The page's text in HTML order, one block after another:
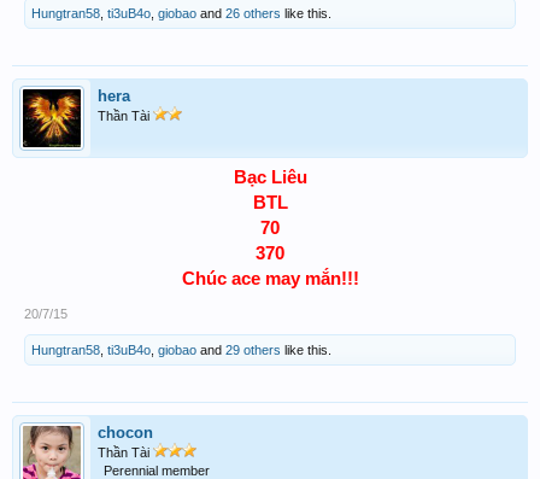
Hungtran58 ti3uB4o giobao and 26 others like this.
hera
Thần Tài
Bạc Liêu
BTL
70
370
Chúc ace may mắn!!!
20/7/15
Hungtran58 ti3uB4o giobao and 29 others like this.
chocon
Thần Tài
Perennial member